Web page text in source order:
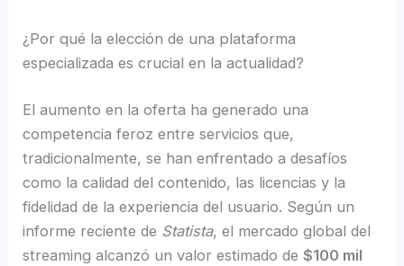
¿Por qué la elección de una plataforma
especializada es crucial en la actualidad?
El aumento en la oferta ha generado una
competencia feroz entre servicios que,
tradicionalmente, se han enfrentado a desafíos
como la calidad del contenido, las licencias y la
fidelidad de la experiencia del usuario. Según un
informe reciente de Statista, el mercado global del
streaming alcanzó un valor estimado de$100 mil